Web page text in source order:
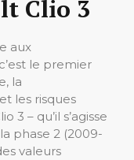
Clio 3
aux
le premier
la
les risques
3 – qu’il s’agisse
phase 2 (2009-
valeurs